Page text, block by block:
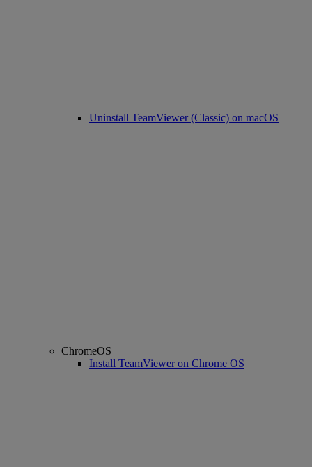
Uninstall TeamViewer (Classic) on macOS
ChromeOS
Install TeamViewer on Chrome OS